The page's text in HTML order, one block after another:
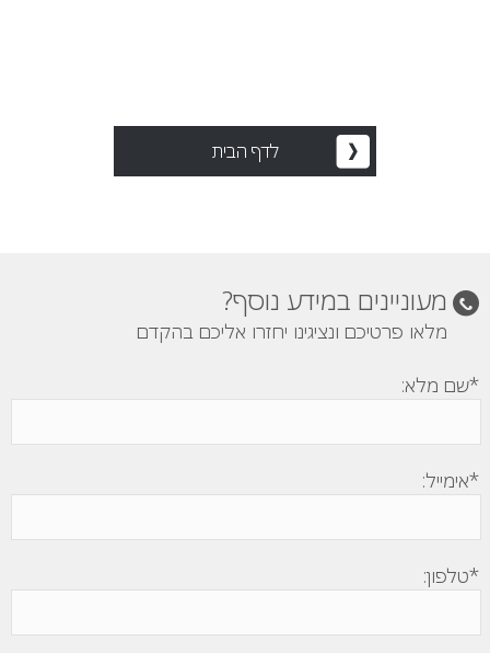
לדף הבית
מעוניינים במידע נוסף?
מלאו פרטיכם ונציגינו יחזרו אליכם בהקדם
*שם מלא:
*אימייל:
*טלפון: